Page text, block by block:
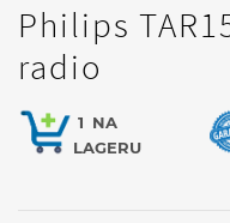
Philips
radio
1 NA
LAGERU